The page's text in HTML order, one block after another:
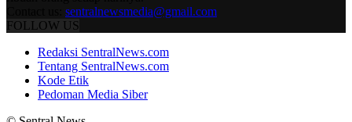
sentralnewsmedia@gmail.com
FOLLOW US
Redaksi SentralNews.com
Tentang SentralNews.com
Kode Etik
Pedoman Media Siber